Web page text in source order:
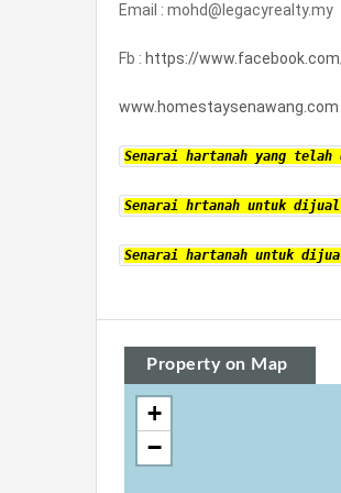
Email : mohd@legacyrealty.my
Fb : https://
www.homestaysenawang.com
Senarai hartanah yang
Senarai hrtanah untuk
Senarai hartanah untuk
Property on Map
+
−